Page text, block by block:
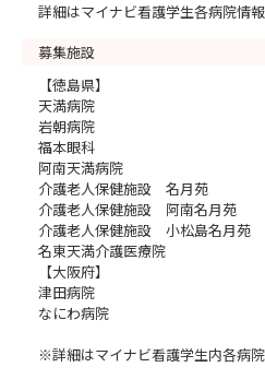
詳細はマイナビ看護学生各病院情報
募集施設
【徳島県】
天満病院
岩朝病院
福本眼科
阿南天満病院
介護老人保健
介護老人保健施設 阿南
介護老人保健施設 小松島名月苑
名東天満介護医療院
【大阪府】
津田病院
なにわ病院
※詳細はマイナビ看護学生内各病